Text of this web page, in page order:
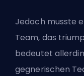
Jedoch musste
Team, das
bedeutet
gegnerischen